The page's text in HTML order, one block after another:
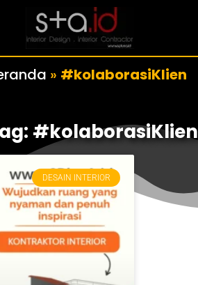
» #kolaborasiKlien
#kolaborasiKlien
DESAIN INTERIOR